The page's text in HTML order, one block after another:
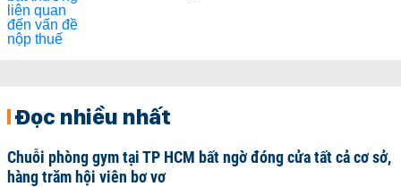
Đọc nhiều nhất
Chuỗi phòng gym tại TP HCM bất ngờ đóng cửa tất cả cơ sở,
hàng trăm hội viên bơ vơ